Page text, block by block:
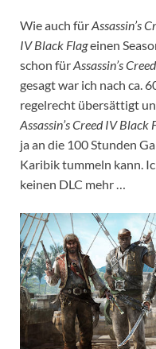
Wie auch fürAssassin’s
IV Black Flageinen
schon fürAssassin’s
gesagt war ich nach ca.
regelrecht übersättigt
Assassin’s Creed IV Black
ja an die 100 Stunden
Karibik tummeln kann.
keinen DLC mehr …